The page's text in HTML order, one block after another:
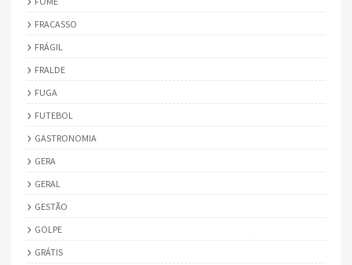
FRACASSO
FRÁGIL
FRALDE
FUGA
FUTEBOL
GASTRONOMIA
GERA
GERAL
GESTÃO
GOLPE
GRÁTIS